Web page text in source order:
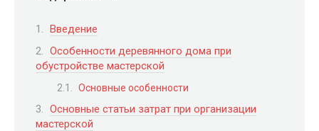
Введение
Особенности деревянного дома при
обустройстве мастерской
Основные особенности
Основные статьи затрат при организации
мастерской